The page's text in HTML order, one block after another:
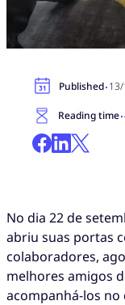
Published·
Reading time·
No dia 22 de
abriu suas portas
colaboradores,
melhores amigos
acompanhá-los no